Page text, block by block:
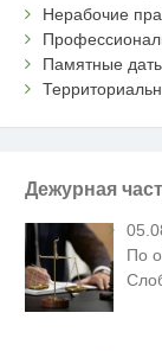
Нерабочие
Памятные
Дежурная
По